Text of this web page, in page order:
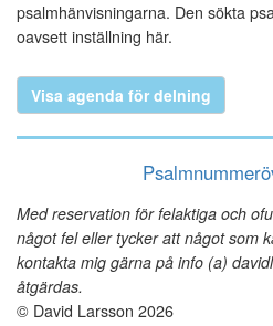
psalmhänvisningarna. Den sökta
oavsett inställning här.
Visa agenda för delning
Med reservation för felaktiga och
något fel eller tycker att något som
kontakta mig gärna på info (a)
åtgärdas.
© David Larsson 2026